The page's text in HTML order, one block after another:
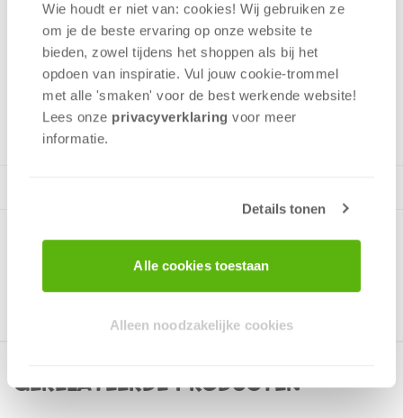
Wie houdt er niet van: cookies! Wij gebruiken ze
om je de beste ervaring op onze website te
bieden, zowel tijdens het shoppen als bij het
opdoen van inspiratie. Vul jouw cookie-trommel
met alle 'smaken' voor de best werkende website​!
Lees onze privacyverklaring voor meer
informatie.
Details tonen
Alle cookies toestaan
Alleen noodzakelijke cookies
van een echeveria plant van Alan Shapiro. Geschikt vanaf 12
Gerelateerde producten